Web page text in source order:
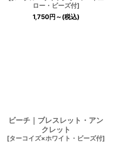
ロー・ビーズ付]
1,750円～(税込)
ビーチ｜ブレスレット・アン
クレット
[ターコイズ×ホワイト・ビーズ付]